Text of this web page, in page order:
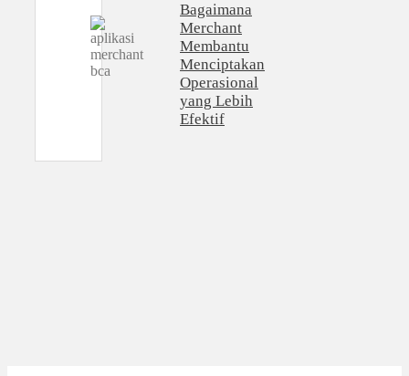
Bagaimana
Merchant
Membantu
Menciptakan
Operasional
yang Lebih
Efektif